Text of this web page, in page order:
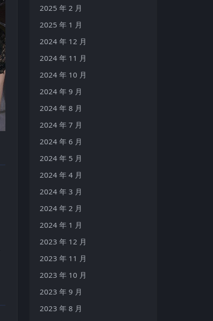
2025 年 2 月
2025 年 1 月
2024 年 12 月
2024 年 11 月
2024 年 10 月
2024 年 9 月
2024 年 8 月
2024 年 7 月
2024 年 6 月
2024 年 5 月
2024 年 4 月
2024 年 3 月
2024 年 2 月
2024 年 1 月
2023 年 12 月
2023 年 11 月
2023 年 10 月
2023 年 9 月
2023 年 8 月